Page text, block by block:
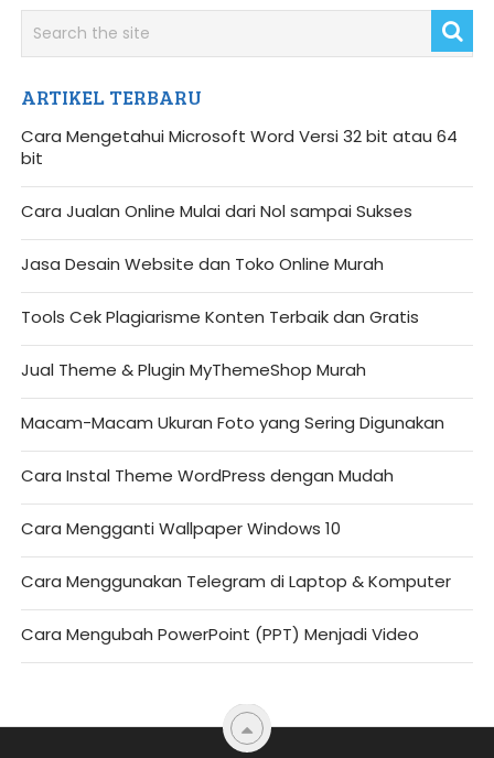
ARTIKEL TERBARU
Cara Mengetahui Microsoft Word Versi 32 bit atau 64
bit
Cara Jualan Online Mulai dari Nol sampai Sukses
Jasa Desain Website dan Toko Online Murah
Tools Cek Plagiarisme Konten Terbaik dan Gratis
Jual Theme & Plugin MyThemeShop Murah
Macam-Macam Ukuran Foto yang Sering Digunakan
Cara Instal Theme WordPress dengan Mudah
Cara Mengganti Wallpaper Windows 10
Cara Menggunakan Telegram di Laptop & Komputer
Cara Mengubah PowerPoint (PPT) Menjadi Video